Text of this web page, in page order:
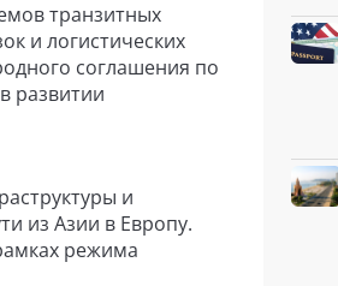
транзитных
и логистических
соглашения по
развитии
и
из Азии в Европу.
режима